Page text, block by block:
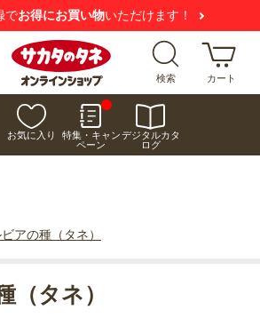
でお得にお買い物いただけます！
検索 カート
お気に入り
特集・キャン
ペーン
デジタルカタ
ログ
アの種（タネ）
（タネ）